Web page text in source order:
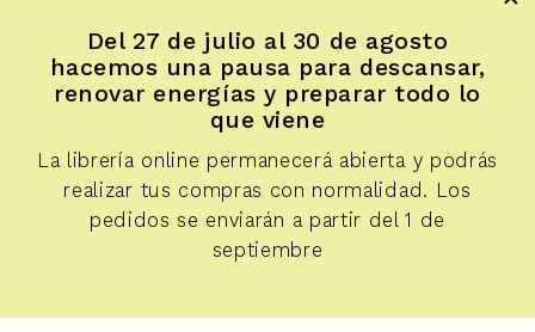
Artículos
Reseñas de fotolibros
Diálogos
Apuntes
Voces y miradas
Librería LUR
Condiciones de compra
Del 27 de julio al 30 de agosto
hacemos una pausa para descansar,
renovar energías y preparar todo lo
que viene
La librería online permanecerá abierta y podrás
realizar tus compras con normalidad. Los
pedidos se enviarán a partir del 1 de
septiembre